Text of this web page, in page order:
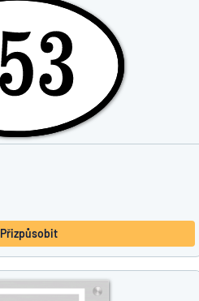
Přizpůsobit